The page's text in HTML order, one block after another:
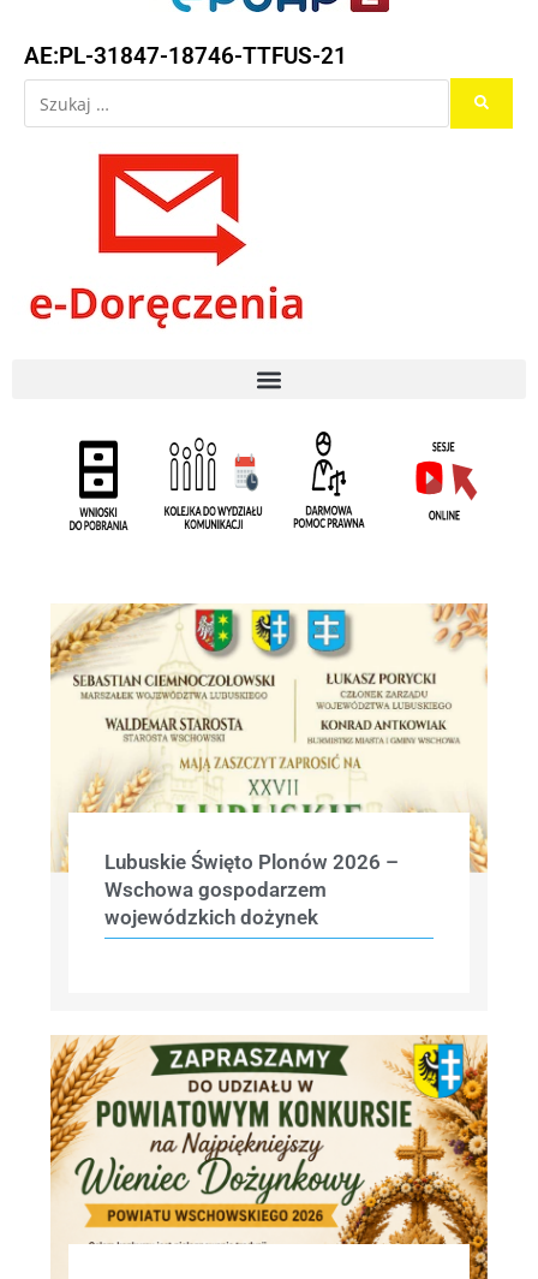
AE:PL-31847-18746-TTFUS-21
Lubuskie Święto Plonów 2026 –
Wschowa gospodarzem
wojewódzkich dożynek